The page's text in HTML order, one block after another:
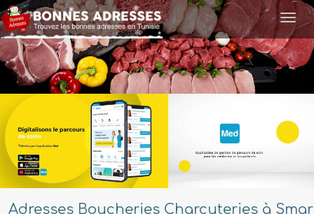
Adresses Boucheries Charcuteries à Smar